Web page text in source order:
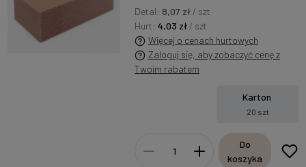
Detal: 8,07 zł / szt
Hurt:4,03 zł / szt
Więcej o cenach hurtowych
Zaloguj się, aby zobaczyć cenę z
Twoim rabatem
Karton
20 szt
Do
koszyka